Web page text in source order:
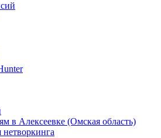
в Алексеевке (Омская область)
нетворкинга